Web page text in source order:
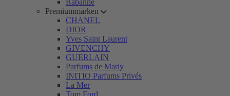
Rabanne
Premiummarken
CHANEL
DIOR
Yves Saint Laurent
GIVENCHY
GUERLAIN
Parfums de Marly
INITIO Parfums Privés
La Mer
Tom Ford